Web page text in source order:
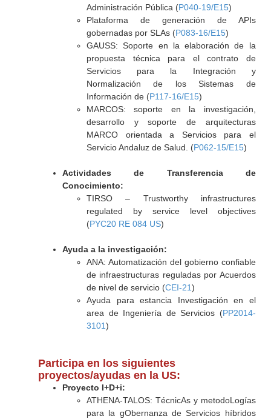
Administración Pública (P040-19/E15)
Plataforma de generación de APIs
gobernadas por SLAs (P083-16/E15)
GAUSS: Soporte en la elaboración de la
propuesta técnica para el contrato de
Servicios para la Integración y
Normalización de los Sistemas de
Información de (P117-16/E15)
MARCOS: soporte en la investigación,
desarrollo y soporte de arquitecturas
MARCO orientada a Servicios para el
Servicio Andaluz de Salud. (P062-15/E15)
Actividades de Transferencia de
Conocimiento:
TIRSO – Trustworthy infrastructures
regulated by service level objectives
(PYC20 RE 084 US)
Ayuda a la investigación:
ANA: Automatización del gobierno confiable
de infraestructuras reguladas por Acuerdos
de nivel de servicio (CEI-21)
Ayuda para estancia Investigación en el
area de Ingeniería de Servicios (PP2014-
3101)
Participa en los siguientes
proyectos/ayudas en la US:
Proyecto I+D+i:
ATHENA-TALOS: TécnicAs y metodoLogías
para la gObernanza de Servicios híbridos